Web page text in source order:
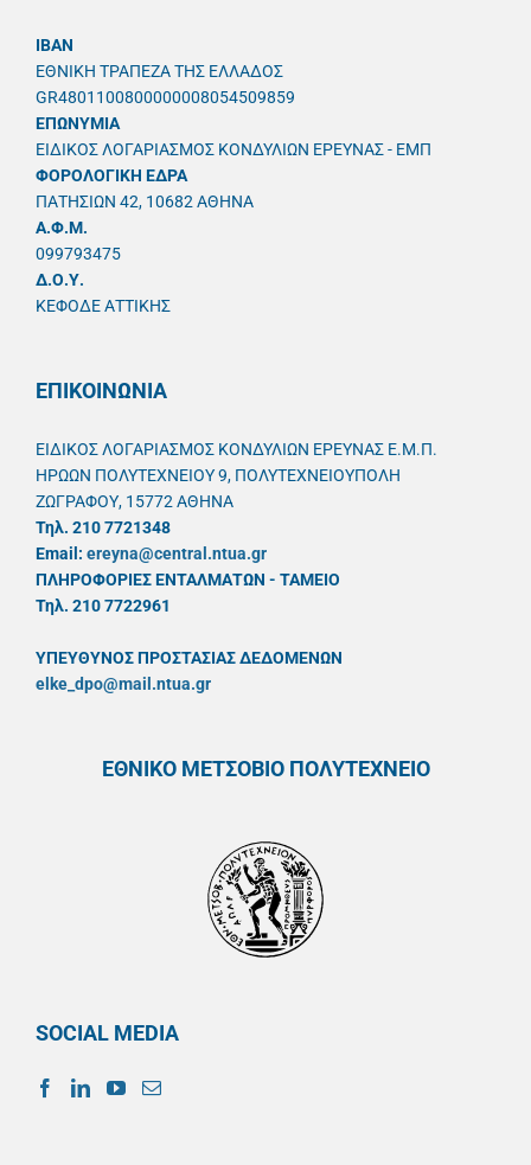
IBAN
ΕΘΝΙΚΗ ΤΡΑΠΕΖΑ ΤΗΣ ΕΛΛΑΔΟΣ
GR4801100800000008054509859
ΕΠΩΝΥΜΙΑ
ΕΙΔΙΚΟΣ ΛΟΓΑΡΙΑΣΜΟΣ ΚΟΝΔΥΛΙΩΝ ΕΡΕΥΝΑΣ - ΕΜΠ
ΦΟΡΟΛΟΓΙΚΗ ΕΔΡΑ
ΠΑΤΗΣΙΩΝ 42, 10682 ΑΘΗΝΑ
A.Φ.Μ.
099793475
Δ.Ο.Υ.
ΚΕΦΟΔΕ ΑΤΤΙΚΗΣ
ΕΠΙΚΟΙΝΩΝΙΑ
ΕΙΔΙΚΟΣ ΛΟΓΑΡΙΑΣΜΟΣ ΚΟΝΔΥΛΙΩΝ ΕΡΕΥΝΑΣ Ε.Μ.Π.
ΗΡΩΩΝ ΠΟΛΥΤΕΧΝΕΙΟΥ 9, ΠΟΛΥΤΕΧΝΕΙΟΥΠΟΛΗ
ΖΩΓΡΑΦΟΥ, 15772 ΑΘΗΝΑ
Τηλ. 210 7721348
Email: ereyna@central.ntua.gr
ΠΛΗΡΟΦΟΡΙΕΣ ΕΝΤΑΛΜΑΤΩΝ - ΤΑΜΕΙΟ
Τηλ. 210 7722961
ΥΠΕΥΘYΝΟΣ ΠΡΟΣΤΑΣΙΑΣ ΔΕΔΟΜΕΝΩΝ
elke_dpo@mail.ntua.gr
ΕΘΝΙΚΟ ΜΕΤΣΟΒΙΟ ΠΟΛΥΤΕΧΝΕΙΟ
SOCIAL MEDIA